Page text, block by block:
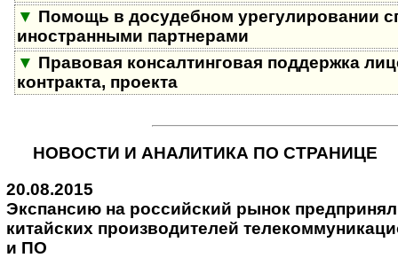
▼ Помощь в досудебном урегулировании
иностранными партнерами
▼ Правовая консалтинговая поддержка
контракта, проекта
НОВОСТИ И АНАЛИТИКА ПО СТРАНИЦЕ
20.08.2015
Экспансию на российский рынок
китайских производителей
и ПО